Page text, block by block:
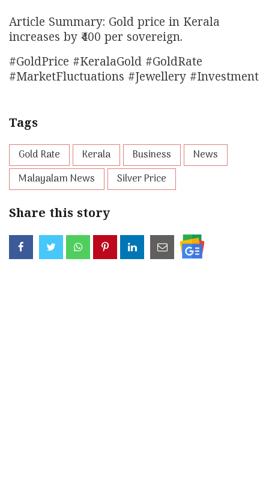
Article Summary: Gold price in Kerala
increases by ₹400 per sovereign.
#GoldPrice #KeralaGold #GoldRate
#MarketFluctuations #Jewellery #Investment
Tags
Gold Rate Kerala Business
News
Malayalam News
Silver Price
Share this story